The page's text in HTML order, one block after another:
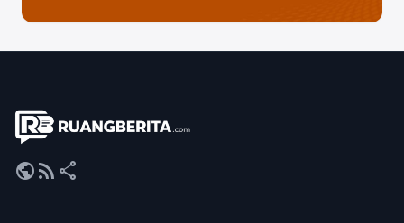
publicrss_feed share